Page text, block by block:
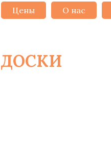
Цены О нас